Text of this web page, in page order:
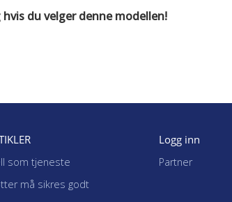
du velger denne modellen!
som tjeneste
må sikres godt
Logg inn
Partner